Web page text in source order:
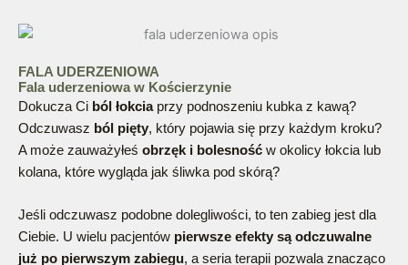
FALA UDERZENIOWA
Fala uderzeniowa w Kościerzynie
Dokucza Ci ból łokciaprzy podnoszeniu kubka z kawą?
Odczuwasz ból pięty, który pojawia się przy każdym kroku?
A może zauważyłeś obrzęk i bolesność w okolicy łokcia lub
kolana, które wygląda jak śliwka pod skórą?
Jeśli odczuwasz podobne dolegliwości, to ten zabieg jest dla
Ciebie. U wielu pacjentów pierwsze efekty są odczuwalne
już po pierwszym zabiegu, a seria terapii pozwala znacząco